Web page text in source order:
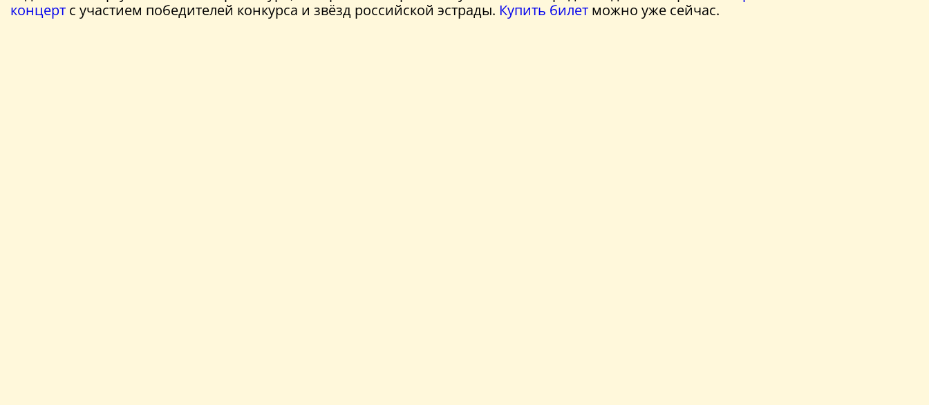
концерт с участием победителей конкурса и звёзд российской эстрады. Купить билет можно уже сейчас.